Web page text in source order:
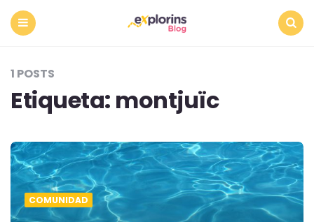
1 POSTS
Etiqueta: montjuïc
COMUNIDAD